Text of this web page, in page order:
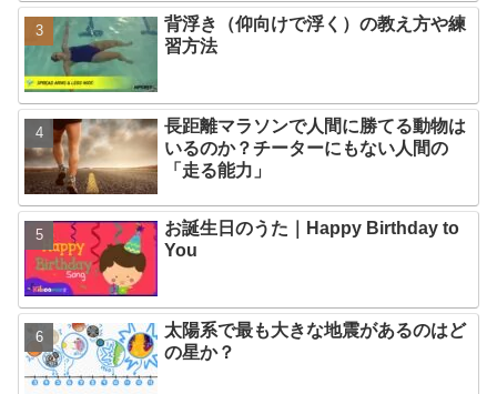
背浮き（仰向けで浮く）の教え方や練
習方法
長距離マラソンで人間に勝てる動物は
いるのか？チーターにもない人間の
「走る能力」
お誕生日のうた｜Happy Birthday to
You
太陽系で最も大きな地震があるのはど
の星か？